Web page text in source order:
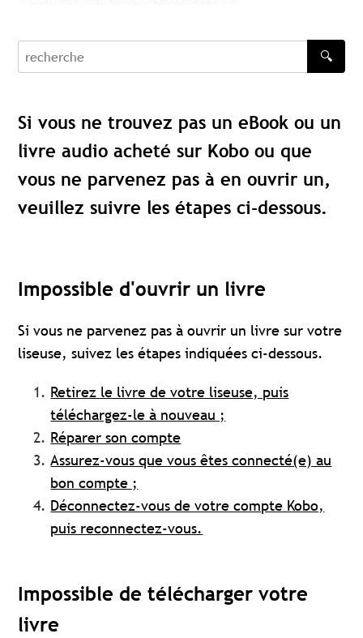
recherche
🔍
Si vous ne trouvez pas un eBook ou un
livre audio acheté sur Kobo ou que
vous ne parvenez pas à en ouvrir un,
veuillez suivre les étapes ci-dessous.
Impossible d'ouvrir un livre
Si vous ne parvenez pas à ouvrir un livre sur votre
liseuse, suivez les étapes indiquées ci-dessous.
Retirez le livre de votre liseuse, puis
téléchargez-le à nouveau ;
Réparer son compte
Assurez-vous que vous êtes connecté(e) au
bon compte ;
Déconnectez-vous de votre compte Kobo,
puis reconnectez-vous.
Impossible de télécharger votre
livre